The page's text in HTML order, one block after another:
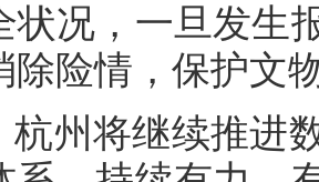
状况，一旦发生
除险情，保护文
杭州将继续推进